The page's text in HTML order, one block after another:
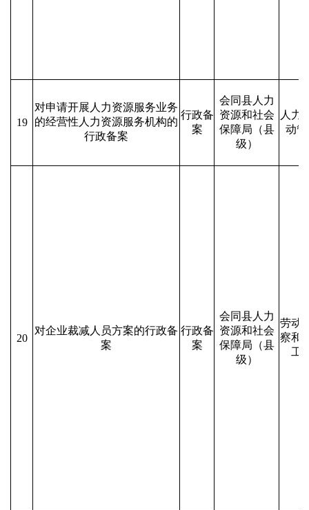
19
对申请开展人力资源服务业务
的经营性人力资源服务机构的
行政备案
行政备
案
会同县人力
资源和社会
保障局（县
级）
人力
动
20
对企业裁减人员方案的行政备
案
行政备
案
会同县人力
资源和社会
保障局（县
级）
劳动
察和
工